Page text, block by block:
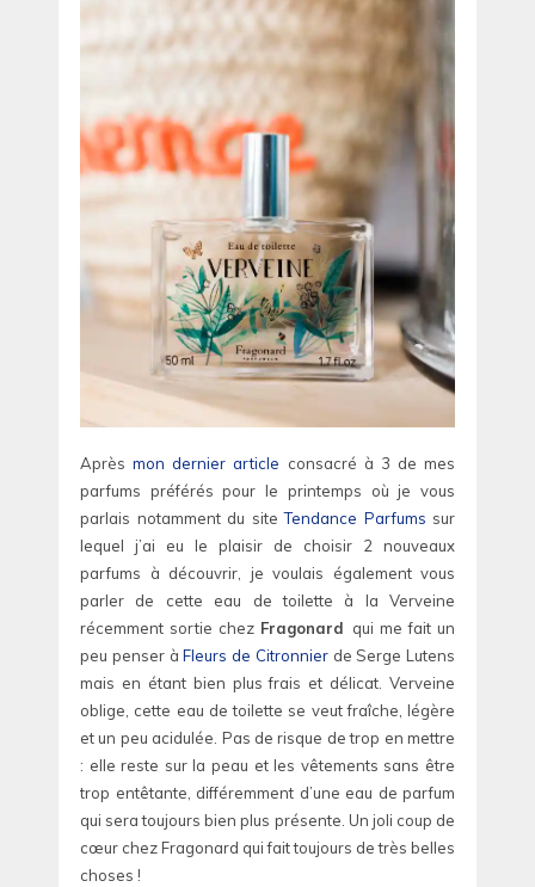
Aprèsmon dernier article consacré à 3 de mes
parfums préférés pour le printemps où je vous
parlais notamment du siteTendance Parfums sur
lequel j’ai eu le plaisir de choisir 2 nouveaux
parfums à découvrir, je voulais également vous
parler de cette eau de toilette à la Verveine
récemment sortie chez Fragonard qui me fait un
peu penser àFleurs de Citronnierde Serge Lutens
mais en étant bien plus frais et délicat. Verveine
oblige, cette eau de toilette se veut fraîche, légère
et un peu acidulée. Pas de risque de trop en mettre
: elle reste sur la peau et les vêtements sans être
trop entêtante, différemment d’une eau de parfum
qui sera toujours bien plus présente. Un joli coup de
cœur chez Fragonard qui fait toujours de très belles
choses !